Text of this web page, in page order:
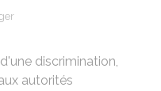
discrimination,
autorités